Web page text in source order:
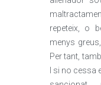
repeteix, o
menys
Per tant,
I si no